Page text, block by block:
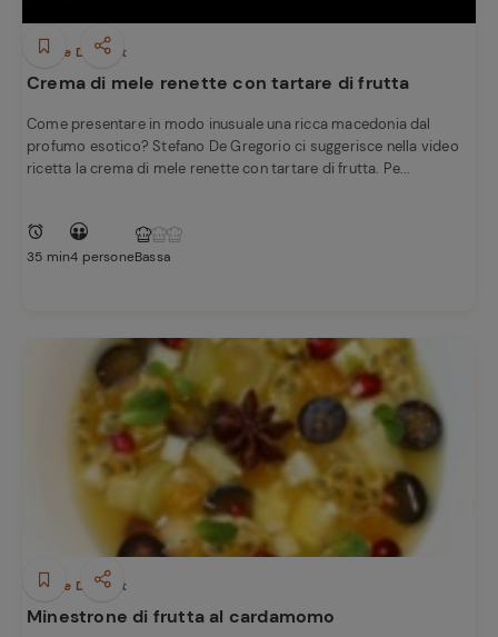
Dolci e Dessert
Crema di mele renette con tartare di frutta
Come presentare in modo inusuale una ricca macedonia dal
profumo esotico? Stefano De Gregorio ci suggerisce nella video
ricetta la crema di mele renette con tartare di frutta. Pe...
35 min4 personeBassa
Dolci e Dessert
Minestrone di frutta al cardamomo